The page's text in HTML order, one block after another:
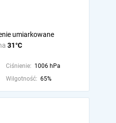
31°C
umiarkowane
Ciśnienie: 1006 hPa
Wilgotność: 65%